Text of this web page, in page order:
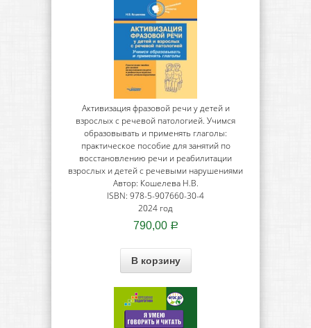
Активизация фразовой речи у детей и
взрослых с речевой патологией. Учимся
образовывать и применять глаголы:
практическое пособие для занятий по
восстановлению речи и реабилитации
взрослых и детей с речевыми нарушениями
Автор: Кошелева Н.В.
ISBN: 978-5-907660-30-4
2024 год
790,00 Р
В корзину